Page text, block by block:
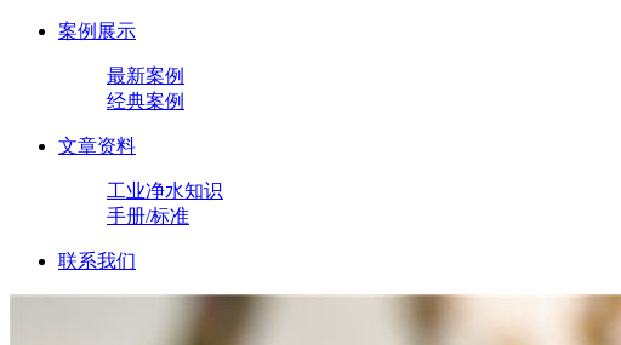
案例展示
最新案例
经典案例
文章资料
工业净水知识
手册/标准
联系我们